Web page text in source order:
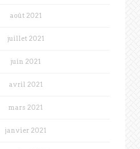
août 2021
juillet 2021
juin 2021
avril 2021
mars 2021
janvier 2021